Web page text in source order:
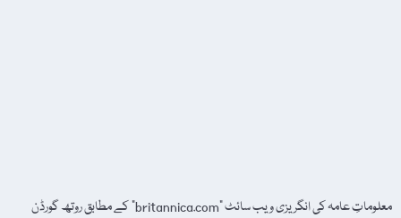
معلوماتِ عامہ کی انگریزی ویب سائٹ "britannica.com” کے مطابق روتھ گورڈن